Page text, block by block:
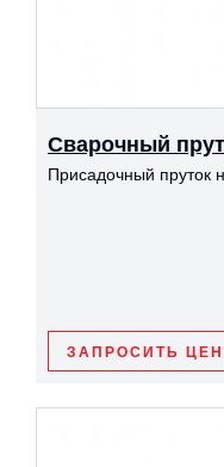
Сварочный
Присадочный пруток
ЗАПРОСИТЬ